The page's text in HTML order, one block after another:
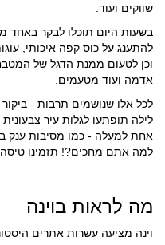
שווקים ועוד.
בשעות היום תוכלו לבקר באחד
להתענג על כוס קפה איכותי,
וכן לטעום ממנת הדגל של
אדמה ועוד מטעמים.
לכל אלו שנושמים תרבות -
לילה תופתעו לגלות עיר
אחת למעלה - כמו מסיבות ענק
למה אתם מחכים?! תזמינו טיסה
מה לראות בוינה
וינה מציעה עשרות אתרים